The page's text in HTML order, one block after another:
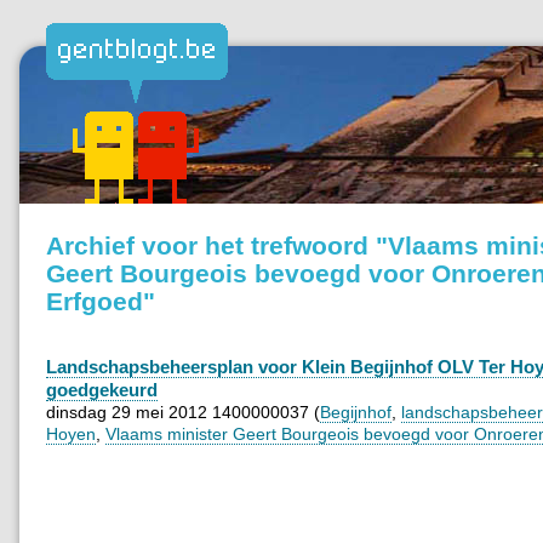
Archief voor het trefwoord "Vlaams
Geert Bourgeois bevoegd voor
Erfgoed"
Landschapsbeheersplan voor Klein Begijnhof OLV Ter
goedgekeurd
dinsdag 29 mei 2012 1400000037 (Begijnhof
Hoyen Vlaams minister Geert Bourgeois bevoegd voor